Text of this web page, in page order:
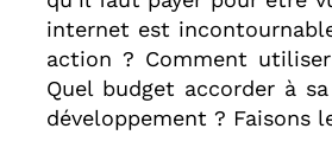
internet est
action ? Comment
Quel budget accorder à
développement ? Faisons